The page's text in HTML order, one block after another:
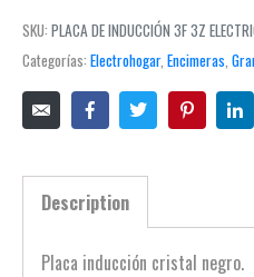
SKU: PLACA DE INDUCCIÓN 3F 3Z
Categorías: Electrohogar, Encimeras,
Description
Placa inducción cristal negro.